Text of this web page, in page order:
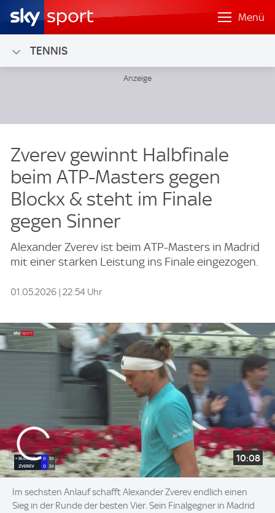
Menü
TENNIS
Zverev gewinnt Halbfinale
beim ATP-Masters gegen
Blockx & steht im Finale
gegen Sinner
Alexander Zverev ist beim ATP-Masters in Madrid
mit einer starken Leistung ins Finale eingezogen.
01.05.2026 | 22:54 Uhr
10:08
Im sechsten Anlauf schafft Alexander Zverev endlich einen
Sieg in der Runde der besten Vier. Sein Finalgegner in Madrid